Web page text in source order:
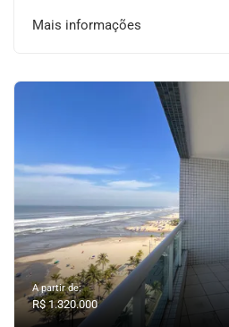
Mais informações
A partir de:
R$ 1.320.000